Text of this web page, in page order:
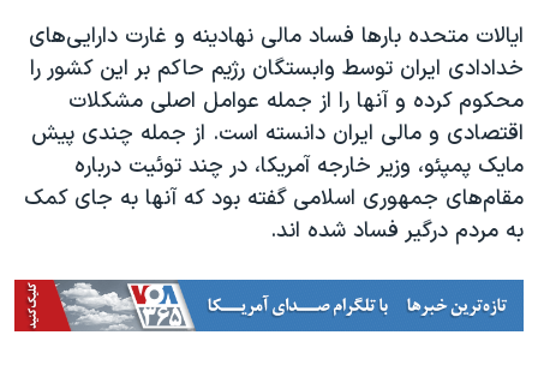
ایالات متحده بارها فساد مالی نهادینه و غارت دارایی‌های
خدادادی ایران توسط وابستگان رژیم حاکم بر این کشور را
محکوم کرده و آنها را از جمله عوامل اصلی مشکلات
اقتصادی و مالی ایران دانسته است. از جمله چندی پیش
مایک پمپئو، وزیر خارجه آمریکا، در چند توئیت درباره
مقام‌های جمهوری اسلامی گفته بود که آنها به جای کمک
به مردم درگیر فساد شده اند.